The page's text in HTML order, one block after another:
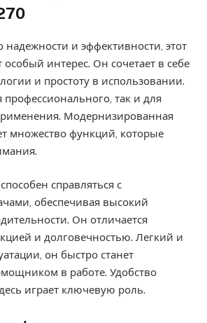
надежности и эффективности, этот
особый интерес. Он сочетает в себе
и простоту в использовании.
профессионального, так и для
Модернизированная
множество функций, которые
справляться с
обеспечивая высокий
Он отличается
и долговечностью. Легкий и
он быстро станет
в работе. Удобство
играет ключевую роль.